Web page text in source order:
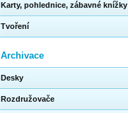
Karty, pohlednice, zábavné knížky
Tvoření
Archivace
Desky
Rozdružovače